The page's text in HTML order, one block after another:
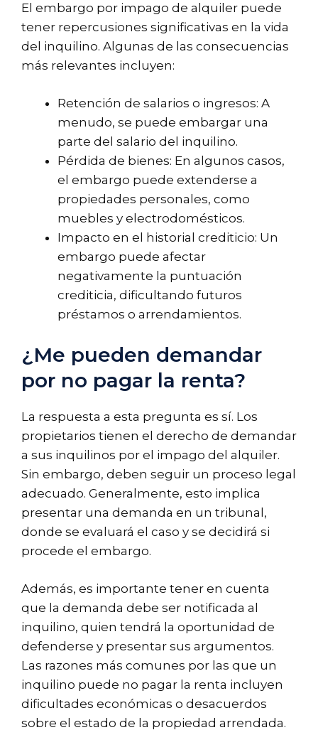
El embargo por impago de alquiler puede
tener repercusiones significativas en la vida
del inquilino. Algunas de las consecuencias
más relevantes incluyen:
Retención de salarios o ingresos: A
menudo, se puede embargar una
parte del salario del inquilino.
Pérdida de bienes: En algunos casos,
el embargo puede extenderse a
propiedades personales, como
muebles y electrodomésticos.
Impacto en el historial crediticio: Un
embargo puede afectar
negativamente la puntuación
crediticia, dificultando futuros
préstamos o arrendamientos.
¿Me pueden demandar
por no pagar la renta?
La respuesta a esta pregunta es sí. Los
propietarios tienen el derecho de demandar
a sus inquilinos por el impago del alquiler.
Sin embargo, deben seguir un proceso legal
adecuado. Generalmente, esto implica
presentar una demanda en un tribunal,
donde se evaluará el caso y se decidirá si
procede el embargo.
Además, es importante tener en cuenta
que la demanda debe ser notificada al
inquilino, quien tendrá la oportunidad de
defenderse y presentar sus argumentos.
Las razones más comunes por las que un
inquilino puede no pagar la renta incluyen
dificultades económicas o desacuerdos
sobre el estado de la propiedad arrendada.